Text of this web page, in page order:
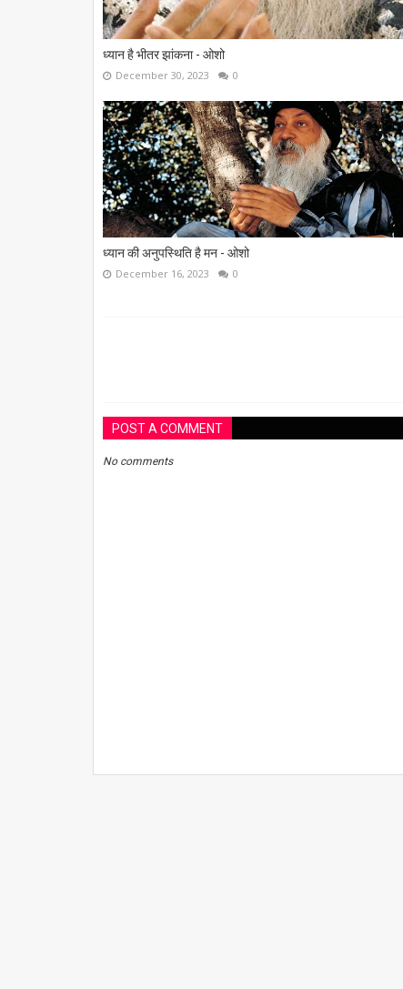
ध्यान है भीतर झांकना - ओशो
December 30, 2023 0
ध्यान की अनुपस्थिति है मन - ओशो
December 16, 2023 0
POST A COMMENT
No comments